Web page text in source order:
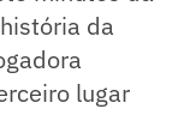
da
lugar